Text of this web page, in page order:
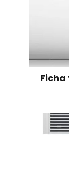
Ficha